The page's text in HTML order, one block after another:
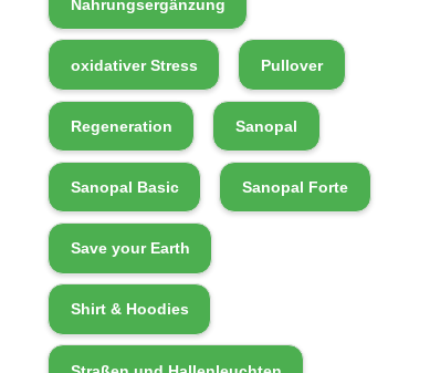
Nahrungsergänzung
oxidativer Stress Pullover
Regeneration Sanopal
Sanopal Basic Sanopal Forte
Save your Earth
Shirt & Hoodies